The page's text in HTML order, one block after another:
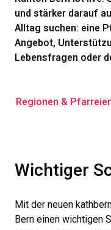
und stärker darauf
Alltag suchen: eine
Angebot,
Lebensfragen oder
Regionen &
Wichtiger
Mit der neuen
Bern einen wichtigen